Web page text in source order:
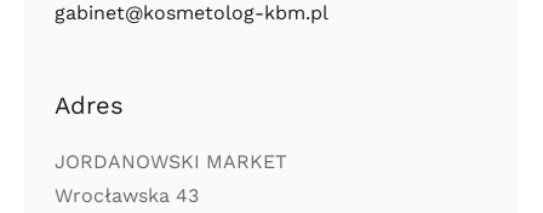
gabinet@kosmetolog-kbm.pl
Adres
JORDANOWSKI MARKET
Wrocławska 43